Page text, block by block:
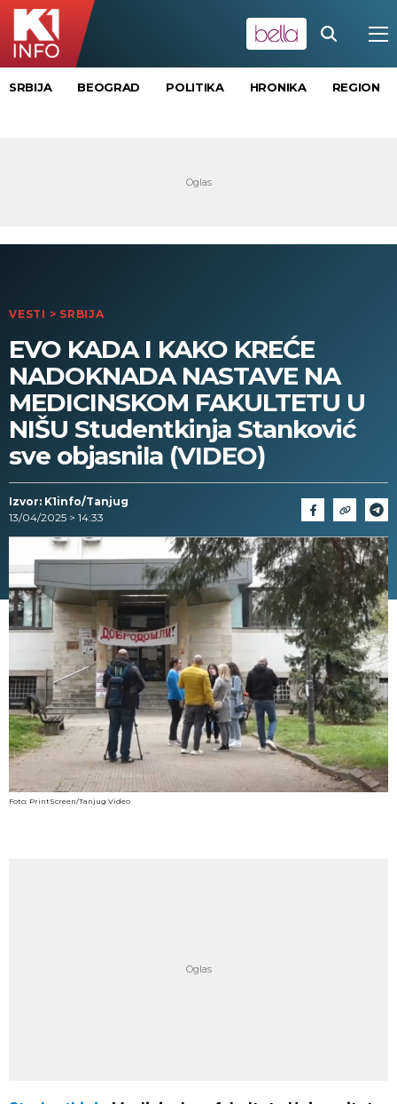
SRBIJA BEOGRAD POLITIKA HRONIKA REGION
VESTI > SRBIJA
EVO KADA I KAKO KREĆE
NADOKNADA NASTAVE NA
MEDICINSKOM FAKULTETU U
NIŠU Studentkinja Stanković
sve objasnila (VIDEO)
Izvor: K1info/Tanjug
13/04/2025 > 14:33
Foto: PrintScreen/Tanjug Video